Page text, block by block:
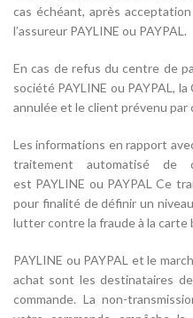
cas échéant, après
l’assureur PAYLINE ou PAYPAL.
En cas de refus du centre de
société PAYLINE ou PAYPAL,
annulée et le client prévenu
Les informations en rapport
traitement automatisé de
est PAYLINE ou PAYPAL Ce
pour finalité de définir un
lutter contre la fraude à la carte
PAYLINE ou PAYPAL et le
achat sont les destinataires
commande. La non-